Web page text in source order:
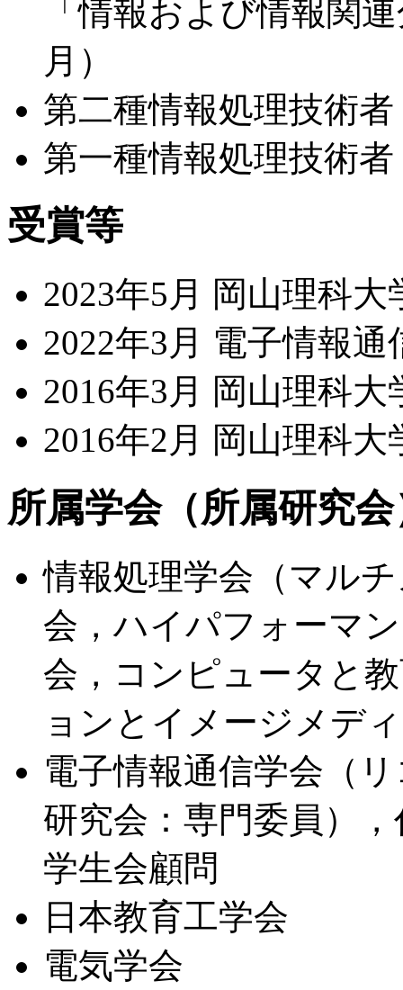
「情報および情報関
月）
第二種情報処理技術者
第一種情報処理技術者
受賞等
2023年5月 岡山理科大
2022年3月 電子情報
2016年3月 岡山理科大
2016年2月 岡山理科
所属学会（所属研究
情報処理学会（マル
会，ハイパフォーマ
会，コンピュータと
ョンとイメージメデ
電子情報通信学会（
研究会：専門委員）
学生会顧問
日本教育工学会
電気学会